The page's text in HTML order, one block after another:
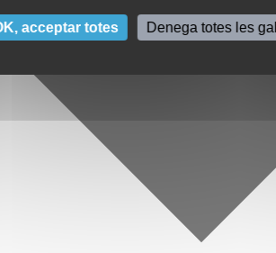
acceptar totes Denega totes les